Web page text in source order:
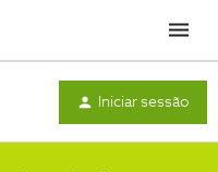
Menu
Iniciar sessão